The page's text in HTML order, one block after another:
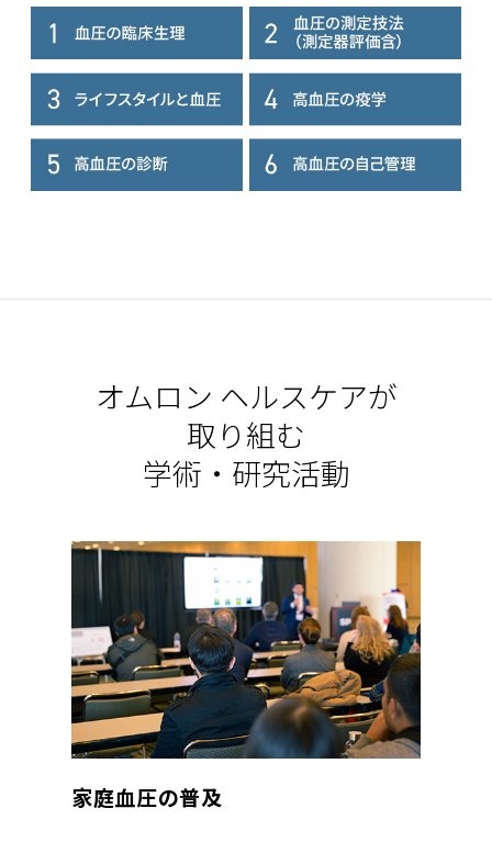
オムロン ヘルスケアが
取り組む
学術・研究活動
家庭血圧の普及